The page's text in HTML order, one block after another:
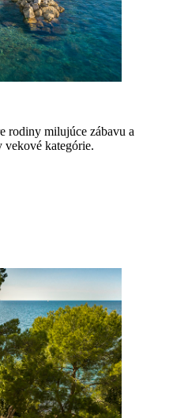
rodiny milujúce zábavu a
vekové kategórie.